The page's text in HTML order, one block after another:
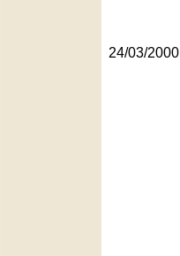
24/03/2000